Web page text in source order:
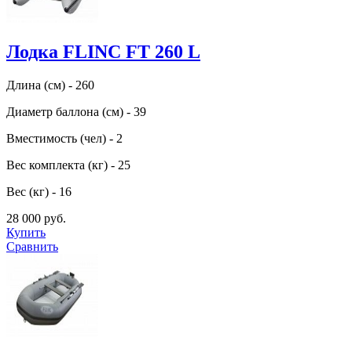
Лодка FLINC FT 260 L
Длина (см) - 260
Диаметр баллона (см) - 39
Вместимость (чел) - 2
Вес комплекта (кг) - 25
Вес (кг) - 16
28 000 руб.
Купить
Сравнить